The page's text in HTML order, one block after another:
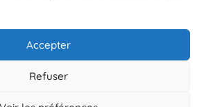
Accepter
Refuser
À propos de BioLit
Vos données d'observation
Ressources
Résultats du programme
Contacts